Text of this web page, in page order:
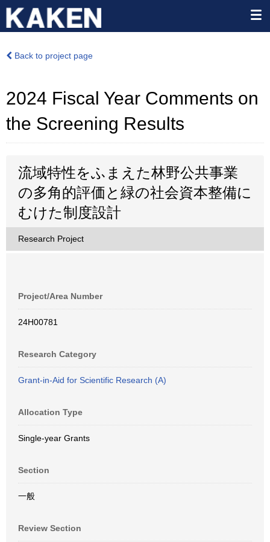
Back to project page
2024 Fiscal Year Comments on
the Screening Results
流域特性をふまえた林野公共事業
の多角的評価と緑の社会資本整備に
むけた制度設計
Research Project
Project/Area Number
24H00781
Research Category
Grant-in-Aid for Scientific Research (A)
Allocation Type
Single-year Grants
Section
一般
Review Section